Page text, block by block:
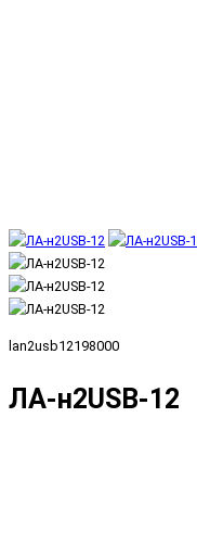
lan2usb12198000
ЛА-н2USB-12